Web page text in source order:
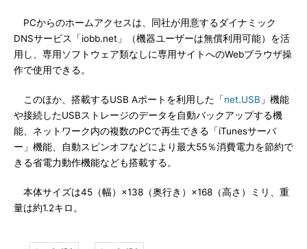
PCからのホームアクセスは、同社が用意するダイナミック
DNSサービス「iobb.net」（機器ユーザーは無償利用可能）を活
用し、専用ソフトウェア類なしに専用サイトへのWebブラウザ操
作で使用できる。
このほか、搭載するUSB Aポートを利用した「net.USB 」機能
や接続したUSBストレージのデータを自動バックアップする機
能、ネットワーク内の複数のPCで再生できる「iTunesサーバ
ー」機能、自動スピンオフなどにより最大55％消費電力を節約で
きる省電力動作機能なども搭載する。
本体サイズは45（幅）×138（奥行き）×168（高さ）ミリ、重
量は約1.2キロ。